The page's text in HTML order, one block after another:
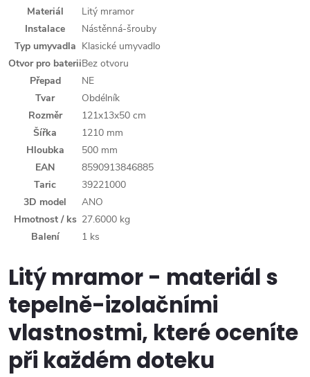
Materiál
Litý mramor
Instalace
Nástěnná-šrouby
Typ umyvadla Klasické umyvadlo
Otvor pro bateriiBez otvoru
Přepad
NE
Tvar
Obdélník
Rozměr
121x13x50 cm
Šířka
1210 mm
Hloubka
500 mm
EAN
8590913846885
Taric
39221000
3D model
ANO
Hmotnost / ks 27.6000 kg
Balení
1 ks
Litý mramor - materiál s
tepelně-izolačními
vlastnostmi, které oceníte
při každém doteku